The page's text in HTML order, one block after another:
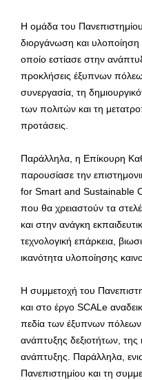
Η ομάδα του
διοργάνωση και
οποίο εστίασε στην
προκλήσεις έξυπνων
συνεργασία, τη
των πολιτών και τη
προτάσεις.
Παράλληλα, η Επίκουρη
παρουσίασε την
for Smart and Sustainable
που θα χρειαστούν τα
και στην ανάγκη
τεχνολογική επάρκεια,
ικανότητα υλοποίησης
Η συμμετοχή του
και στο έργο SCALe
πεδία των έξυπνων
ανάπτυξης δεξιοτήτων, της
ανάπτυξης. Παράλληλα,
Πανεπιστημίου και τη